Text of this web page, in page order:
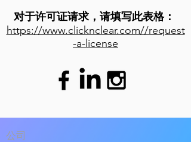
对于许可证请求，请填写此表格：
https://www.clicknclear.com//request
-a-license
公司